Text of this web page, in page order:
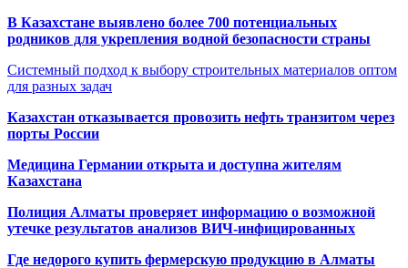
В Казахстане выявлено более 700 потенциальных
родников для укрепления водной безопасности страны
Системный подход к выбору строительных материалов оптом
для разных задач
Казахстан отказывается провозить нефть транзитом через
порты России
Медицина Германии открыта и доступна жителям
Казахстана
Полиция Алматы проверяет информацию о возможной
утечке результатов анализов ВИЧ-инфицированных
Где недорого купить фермерскую продукцию в Алматы